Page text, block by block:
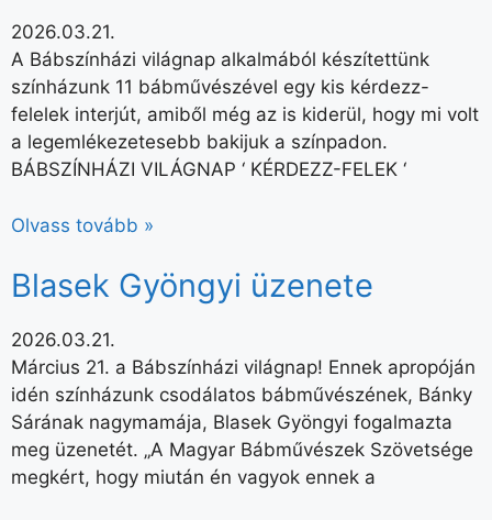
2026.03.21.
A Bábszínházi világnap alkalmából készítettünk
színházunk 11 bábművészével egy kis kérdezz-
felelek interjút, amiből még az is kiderül, hogy mi volt
a legemlékezetesebb bakijuk a színpadon.
BÁBSZÍNHÁZI VILÁGNAP ‘ KÉRDEZZ-FELEK ‘
Olvass tovább »
Blasek Gyöngyi üzenete
2026.03.21.
Március 21. a Bábszínházi világnap! Ennek apropóján
idén színházunk csodálatos bábművészének, Bánky
Sárának nagymamája, Blasek Gyöngyi fogalmazta
meg üzenetét. „A Magyar Bábművészek Szövetsége
megkért, hogy miután én vagyok ennek a